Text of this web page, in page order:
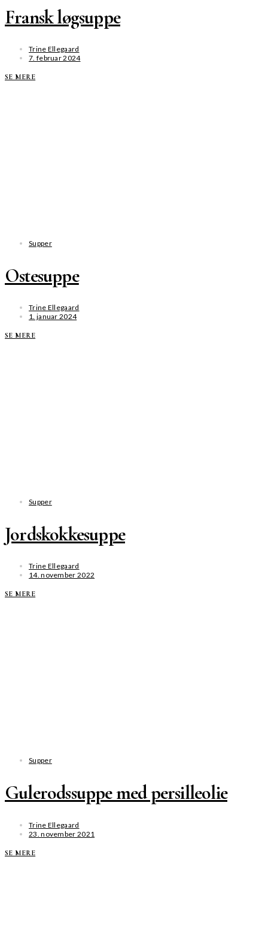
Fransk løgsuppe
Trine Ellegaard
7. februar 2024
SE MERE
Supper
Ostesuppe
Trine Ellegaard
1. januar 2024
SE MERE
Supper
Jordskokkesuppe
Trine Ellegaard
14. november 2022
SE MERE
Supper
Gulerodssuppe med persilleolie
Trine Ellegaard
23. november 2021
SE MERE